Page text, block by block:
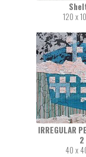
120 x
IRREGULAR
2
40 x